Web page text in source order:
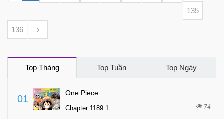
135
136 ›
Top Tháng Top Tuần Top Ngày
01
One Piece
Chapter 1189.1 74